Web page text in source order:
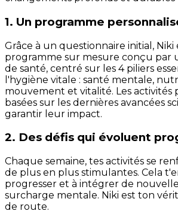
1. Un programme
Grâce à un questionnaire initial,
programme sur mesure conçu par
de santé, centré sur les 4 piliers
l'hygiène vitale : santé mentale,
mouvement et vitalité. Les activités
basées sur les dernières avancées
garantir leur impact.
2. Des défis qui évoluent
Chaque semaine, tes activités se
de plus en plus stimulantes. Cela
progresser et à intégrer de
surcharge mentale. Niki est ton
de route.